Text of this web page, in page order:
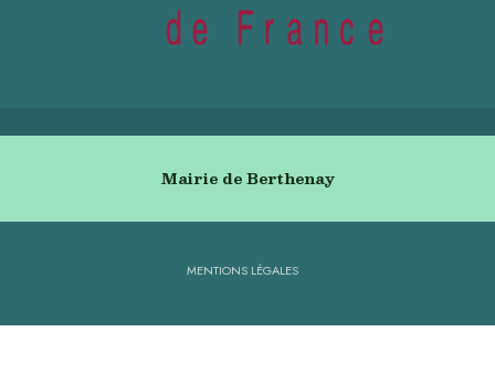
Mairie de Berthenay
MENTIONS LÉGALES